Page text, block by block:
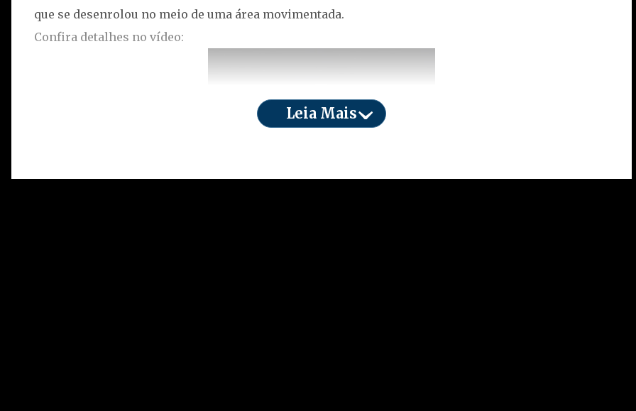
que se desenrolou no meio de uma área movimentada.
Confira detalhes no vídeo:
Leia Mais